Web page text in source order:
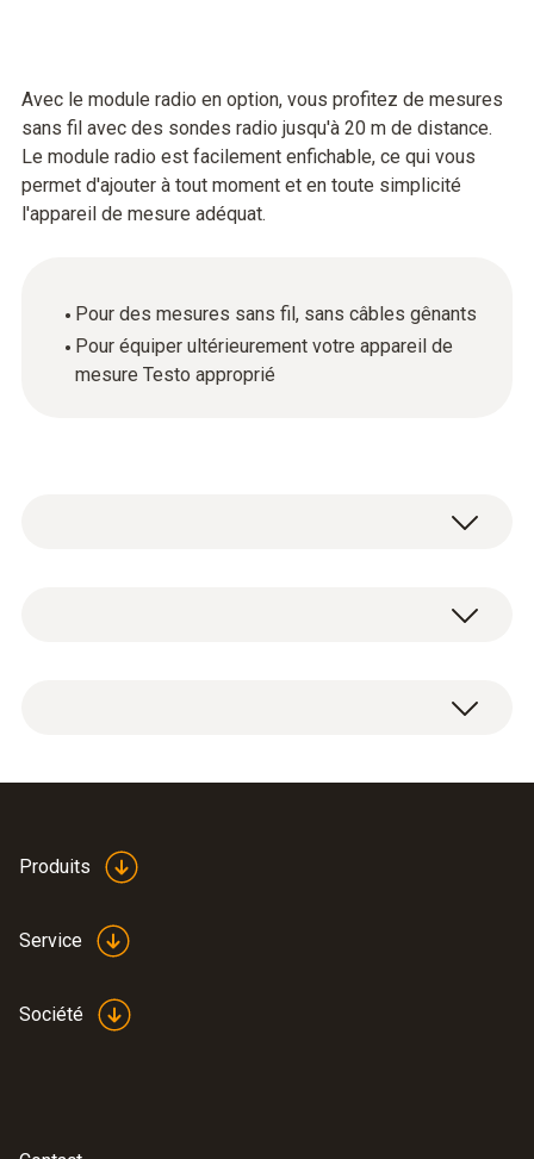
Avec le module radio en option, vous profitez de mesures
sans fil avec des sondes radio jusqu'à 20 m de distance.
Le module radio est facilement enfichable, ce qui vous
permet d'ajouter à tout moment et en toute simplicité
l'appareil de mesure adéquat.
Pour des mesures sans fil, sans câbles gênants
Pour équiper ultérieurement votre appareil de
mesure Testo approprié
Module radio pour appareil de mesure, 915.00
Produits
Service
Société